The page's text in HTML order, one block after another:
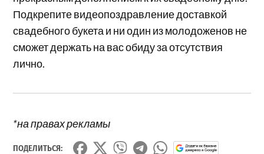
Подкрепите видеопоздравление доставкой
свадебного букета и ни один из молодоженов не
сможет держать на вас обиду за отсутствия
лично.
*на правах рекламы
ПОДЕЛИТЬСЯ: